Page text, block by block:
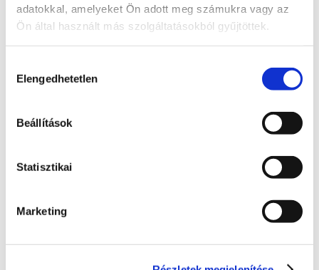
adatokkal, amelyeket Ön adott meg számukra vagy az
Ön által használt más szolgáltatásokból gyűjtöttek.
kiválasztása
Elengedhetetlen
Beállítások
Statisztikai
Marketing
ROVATOK
Tippek tapasztalat